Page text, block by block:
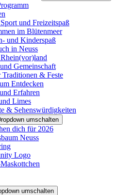
und Freizeitspaß
im Blütenmeer
und Kinderspaß
in Neuss
Gemeinschaft
Traditionen & Feste
Entdecken
Erfahren
Limes
& Sehenswürdigkeiten
umschalten
dich für 2026
Neuss
Logo
umschalten